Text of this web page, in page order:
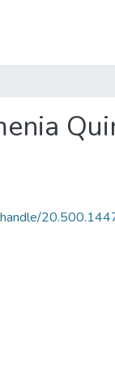
handle/